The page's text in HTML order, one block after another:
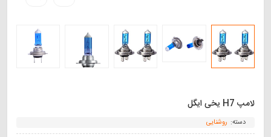
لامپ H7 یخی ایگل
دسته: روشنایی